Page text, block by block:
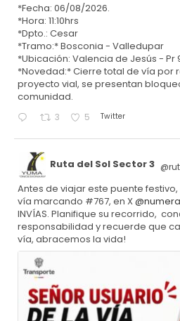
*Fecha: 06/08/2026.
*Hora: 11:10hrs
*Dpto.: Cesar
*Tramo:* Bosconia - Valledupar
*Ubicación: Valencia de Jesús - Pr
*Novedad:* Cierre total de vía por
proyecto vial, se presentan
comunidad.
3 5 Twitter
Ruta del Sol Sector 3
Antes de viajar este puente
vía marcando #767, en X
INVÍAS. Planifique su recorrido,
responsabilidad y recuerde que
vía, abracemos la vida!